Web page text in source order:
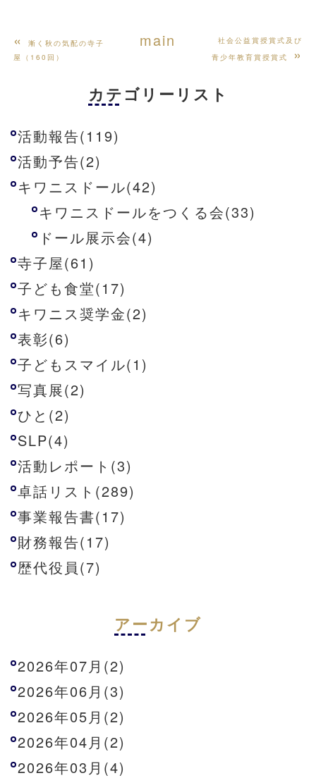
«
漸く秋の気配の寺子
屋（160回）
main
社会公益賞授賞式及び
青少年教育賞授賞式
»
カテゴリーリスト
活動報告(119)
活動予告(2)
キワニスドール(42)
キワニスドールをつくる会(33)
ドール展示会(4)
寺子屋(61)
子ども食堂(17)
キワニス奨学金(2)
表彰(6)
子どもスマイル(1)
写真展(2)
ひと(2)
SLP(4)
活動レポート(3)
卓話リスト(289)
事業報告書(17)
財務報告(17)
歴代役員(7)
アーカイブ
2026年07月(2)
2026年06月(3)
2026年05月(2)
2026年04月(2)
2026年03月(4)